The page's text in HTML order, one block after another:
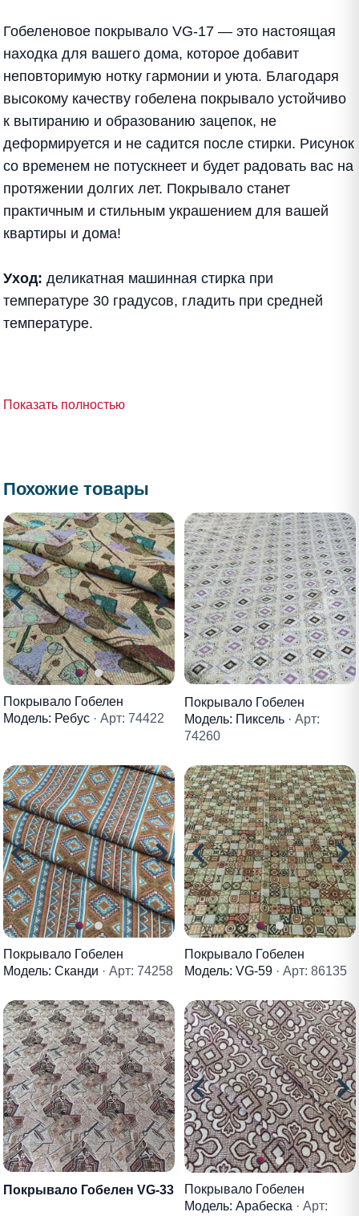
Гобеленовое покрывало VG-17 — это настоящая
находка для вашего дома, которое добавит
неповторимую нотку гармонии и уюта. Благодаря
высокому качеству гобелена покрывало устойчиво
к вытиранию и образованию зацепок, не
деформируется и не садится после стирки. Рисунок
со временем не потускнеет и будет радовать вас на
протяжении долгих лет. Покрывало станет
практичным и стильным украшением для вашей
квартиры и дома!
Уход: деликатная машинная стирка при
температуре 30 градусов, гладить при средней
температуре.
Показать полностью
Похожие товары
Покрывало Гобелен
Модель: Ребус · Арт: 74422
Покрывало Гобелен
Модель: Пиксель · Арт:
74260
Покрывало Гобелен
Модель: Сканди · Арт: 74258
Покрывало Гобелен
Модель: VG-59 · Арт: 86135
Покрывало Гобелен VG-33
Покрывало Гобелен
Модель: Арабеска · Арт: